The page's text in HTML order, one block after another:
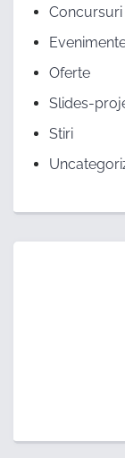
Concursuri
Oferte
Slides-
Stiri